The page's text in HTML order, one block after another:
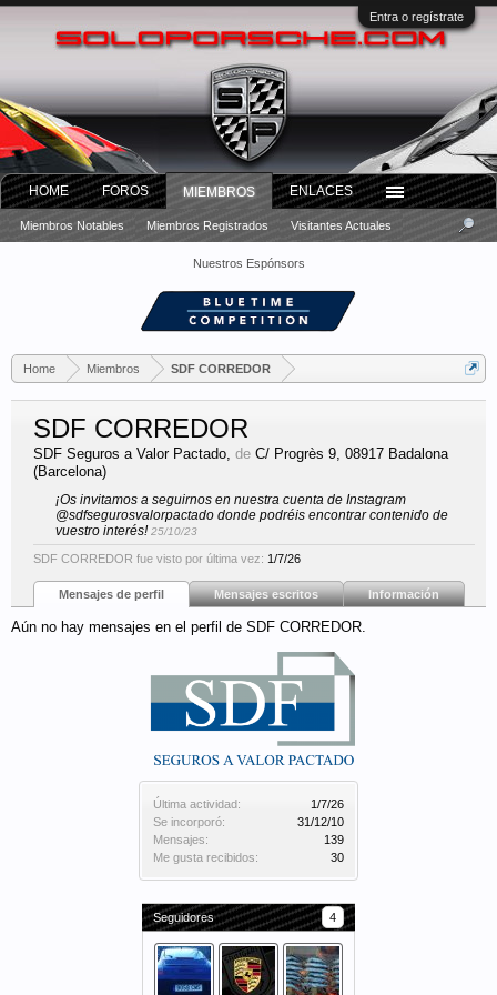
Entra o regístrate
Nuestros Espónsors
Home Miembros SDF CORREDOR
Última actividad:
1/7/26
Se incorporó:
31/12/10
Mensajes:
139
Me gusta recibidos:
30
Seguidores 4
SDF CORREDOR
SDF Seguros a Valor Pactado, de C/ Progrès 9, 08917 Badalona
(Barcelona)
¡Os invitamos a seguirnos en nuestra cuenta de Instagram
@sdfsegurosvalorpactado donde podréis encontrar contenido de
vuestro interés!25/10/23
SDF CORREDOR fue visto por última vez: 1/7/26
Mensajes de perfil Mensajes escritos Información
Aún no hay mensajes en el perfil de SDF CORREDOR.
HOME FOROS MIEMBROS
Miembros Notables Miembros Registrados Visitantes Actuales
ENLACES